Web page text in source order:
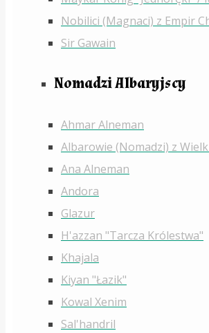
Nobilici (Magnaci) z Empir
Sir Gawain
Nomadzi Albaryjscy
Ahmar Alneman
Albarowie (Nomadzi) z
Ana Alneman
Andora
Glazur
H'azzan "Tarcza Królestwa"
Khajala
Kiyan "Łazik"
Kowal Xenim
Sal'handril